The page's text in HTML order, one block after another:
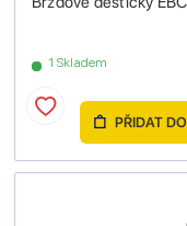
1 Skladem
PŘIDAT